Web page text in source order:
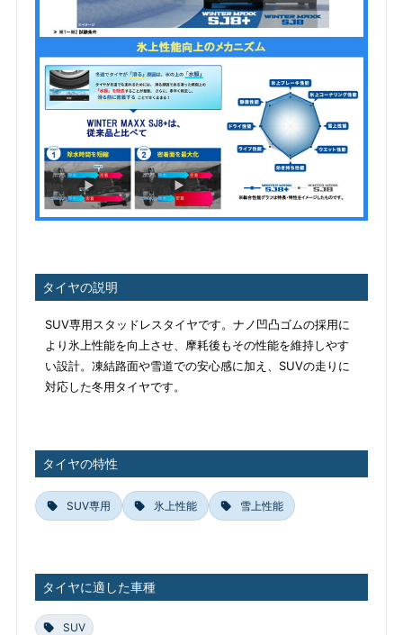
タイヤの説明
SUV専用スタッドレスタイヤです。ナノ凹凸ゴムの採用に
より氷上性能を向上させ、摩耗後もその性能を維持しやす
い設計。凍結路面や雪道での安心感に加え、SUVの走りに
対応した冬用タイヤです。
タイヤの特性
SUV専用 氷上性能 雪上性能
タイヤに適した車種
SUV